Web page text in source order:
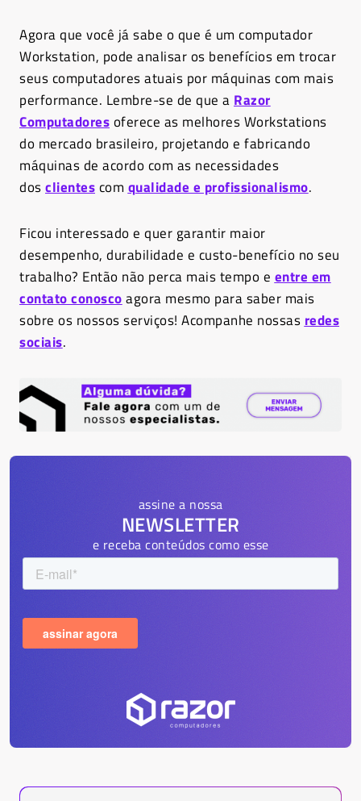
Agora que você já sabe o que é um computador
Workstation, pode analisar os benefícios em trocar
seus computadores atuais por máquinas com mais
performance. Lembre-se de que a Razor
Computadoresoferece as melhores Workstations
do mercado brasileiro, projetando e fabricando
máquinas de acordo com as necessidades
dosclientescom qualidade e profissionalismo.
Ficou interessado e quer garantir maior
desempenho, durabilidade e custo-benefício no seu
trabalho? Então não perca mais tempo e entre em
contato conoscoagora mesmo para saber mais
sobre os nossos serviços! Acompanhe nossas redes
sociais.
assine a nossa
NEWSLETTER
e receba conteúdos como esse